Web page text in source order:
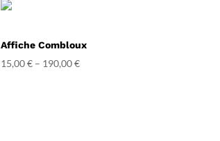
Affiche Combloux
15,00€– 190,00€